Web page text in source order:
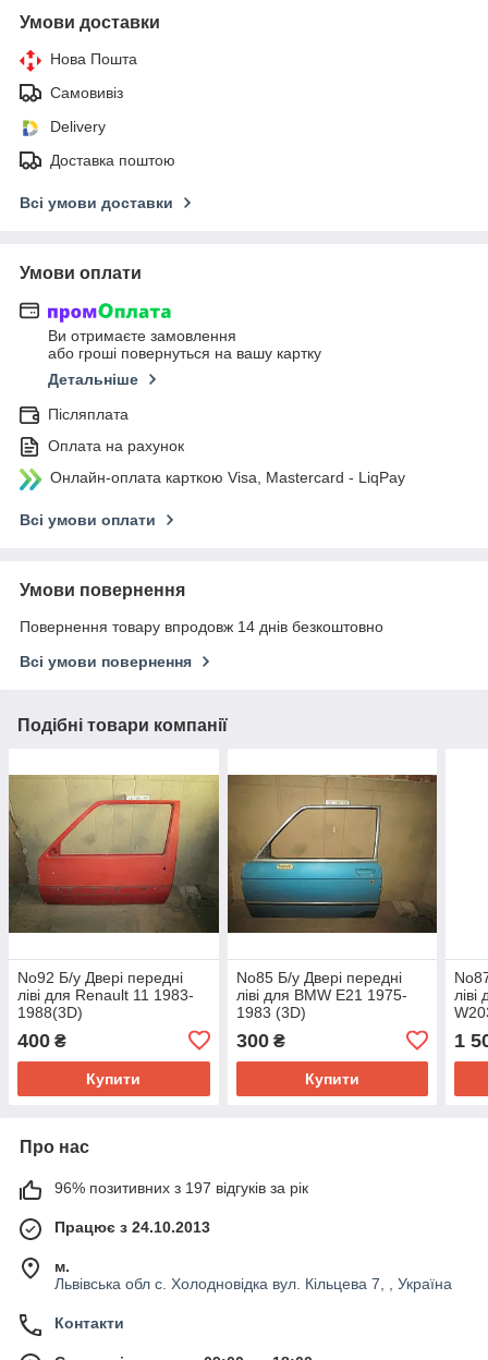
Умови доставки
Нова Пошта
Самовивіз
Delivery
Доставка поштою
Всі умови доставки
Умови оплати
Ви отримаєте замовлення
або гроші повернуться на вашу картку
Детальніше
Післяплата
Оплата на рахунок
Онлайн-оплата карткою Visa, Mastercard - LiqPay
Всі умови оплати
Умови повернення
Повернення товару впродовж 14 днів безкоштовно
Всі умови повернення
Подібні товари компанії
No92 Б/у Двері передні
ліві для Renault 11 1983-
1988(3D)
400 ₴
Купити
No85 Б/у Двері передні
ліві для BMW E21 1975-
1983 (3D)
300₴
Купити
1
Про нас
96% позитивних з 197 відгуків за рік
Працює з 24.10.2013
м.
Львівська обл с. Холодновідка вул. Кільцева 7, , Україна
Контакти